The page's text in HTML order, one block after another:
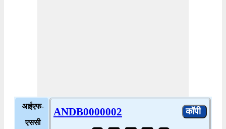
आईएफ-
एससी
ANDB0000002